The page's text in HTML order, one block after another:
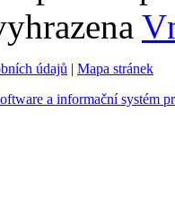
údajů | Mapa stránek
a informační systém